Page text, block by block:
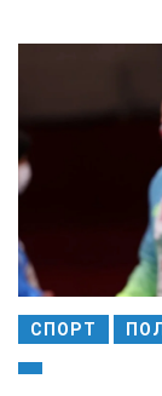
СПОРТ